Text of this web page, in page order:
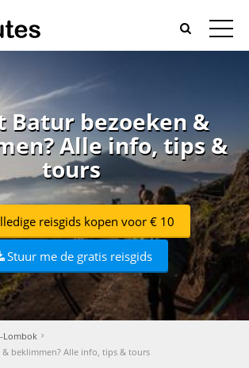
Batur bezoeken &
Alle info, tips &
tours
reisgids kopen voor € 10
Stuur me de gratis reisgids
Lombok
beklimmen? Alle info, tips & tours